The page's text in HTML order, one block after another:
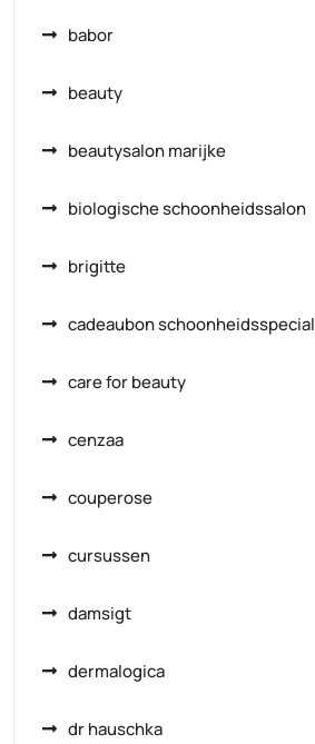
babor
beauty
beautysalon marijke
biologische schoonheidssalon
brigitte
cadeaubon
care for beauty
cenzaa
couperose
cursussen
damsigt
dermalogica
dr hauschka